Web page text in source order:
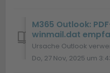
M365 Outlook:
winmail.dat
Do, 27 Nov, 2025 um